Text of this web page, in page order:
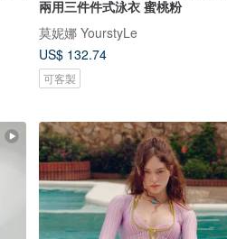
兩用三件件式泳衣 蜜桃粉
莫妮娜 YourstyLe
US$ 132.74
可客製